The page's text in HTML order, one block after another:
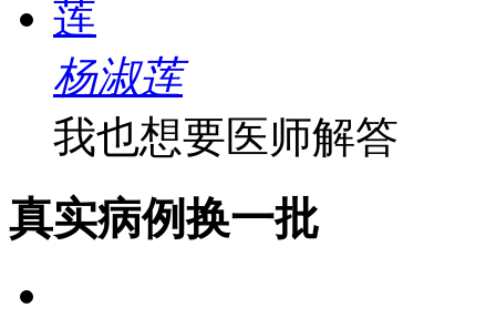
杨淑莲
我也想要医师解答
真实病例换一批